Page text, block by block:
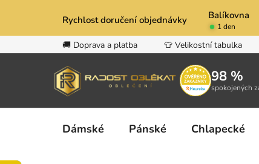
obsah
Rychlost doručení objednávky Balíkovna
1 den
🚚 Doprava a platba 👕 Velikostní tabulka
98 %
spokojených
Dámské Pánské Chlapecké